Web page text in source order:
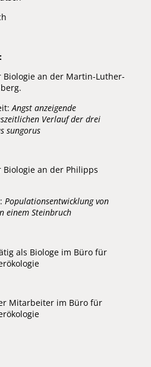
Biologie an der Martin-Luther-
Angst anzeigende
Verlauf der drei
sungorus
an der Philipps
Populationsentwicklung von
einem Steinbruch
als Biologe im Büro für
Mitarbeiter im Büro für